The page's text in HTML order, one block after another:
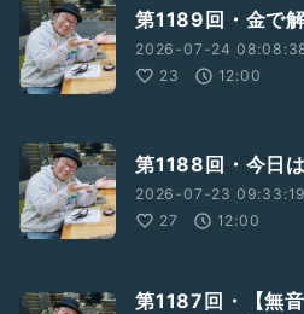
第1189回・金で
2026-07-24
23
12:00
第1188回・今日
2026-07-23 09:33:19
27
12:00
第1187回・【無